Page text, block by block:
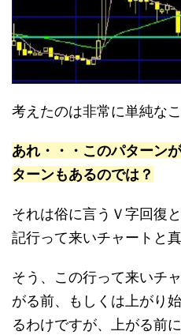
考えたのは非常に単純なこ
あれ・・・このパターン
ターンもあるのでは？
それは俗に言うＶ字回復
記行って来いチャートと
そう、この行って来いチ
がる前、もしくは上がり
るわけですが、上がる前